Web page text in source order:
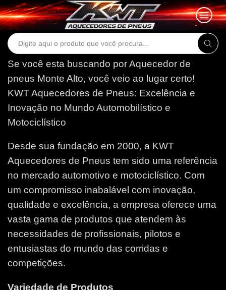
Search
Se você esta buscando por Aquecedor de
pneus Monte Alto, você veio ao lugar certo!
KWT Aquecedores de Pneus: Excelência e
Inovação no Mundo Automobilístico e
Motociclístico
Desde sua fundação em 2000, a KWT
Aquecedores de Pneus tem sido uma referência
no mercado automotivo e motociclístico. Com
um compromisso inabalável com inovação,
qualidade e excelência, a empresa oferece uma
vasta gama de produtos que atendem às
necessidades de profissionais, pilotos e
entusiastas do mundo das corridas e
competições.
Variedade de Produtos